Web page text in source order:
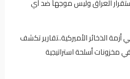
العراق وليس موجهاً ضد أي
أزمة الذخائر الأميركية..تقارير تكشف
مخزونات أسلحة استراتيجية